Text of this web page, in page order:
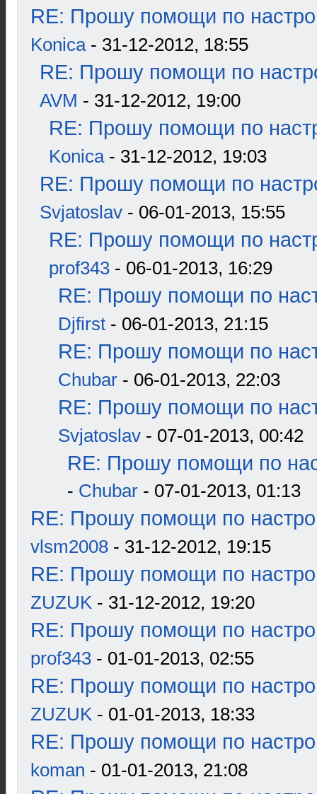
RE: Прошу помощи по
Konica- 31-12-2012, 18:55
RE: Прошу помощи по
AVM - 31-12-2012, 19:00
RE: Прошу помощи по
Konica- 31-12-2012, 19:03
RE: Прошу помощи по
Svjatoslav - 06-01-2013, 15:55
RE: Прошу помощи по
prof343 - 06-01-2013, 16:29
RE: Прошу помощи по
Djfirst - 06-01-2013, 21:15
RE: Прошу помощи по
Chubar - 06-01-2013, 22:03
RE: Прошу помощи по
Svjatoslav - 07-01-2013, 00:42
RE: Прошу помощи по
- Chubar - 07-01-2013, 01:13
RE: Прошу помощи по
vlsm2008 - 31-12-2012, 19:15
RE: Прошу помощи по
ZUZUK - 31-12-2012, 19:20
RE: Прошу помощи по
prof343 - 01-01-2013, 02:55
RE: Прошу помощи по
ZUZUK - 01-01-2013, 18:33
RE: Прошу помощи по
koman - 01-01-2013, 21:08